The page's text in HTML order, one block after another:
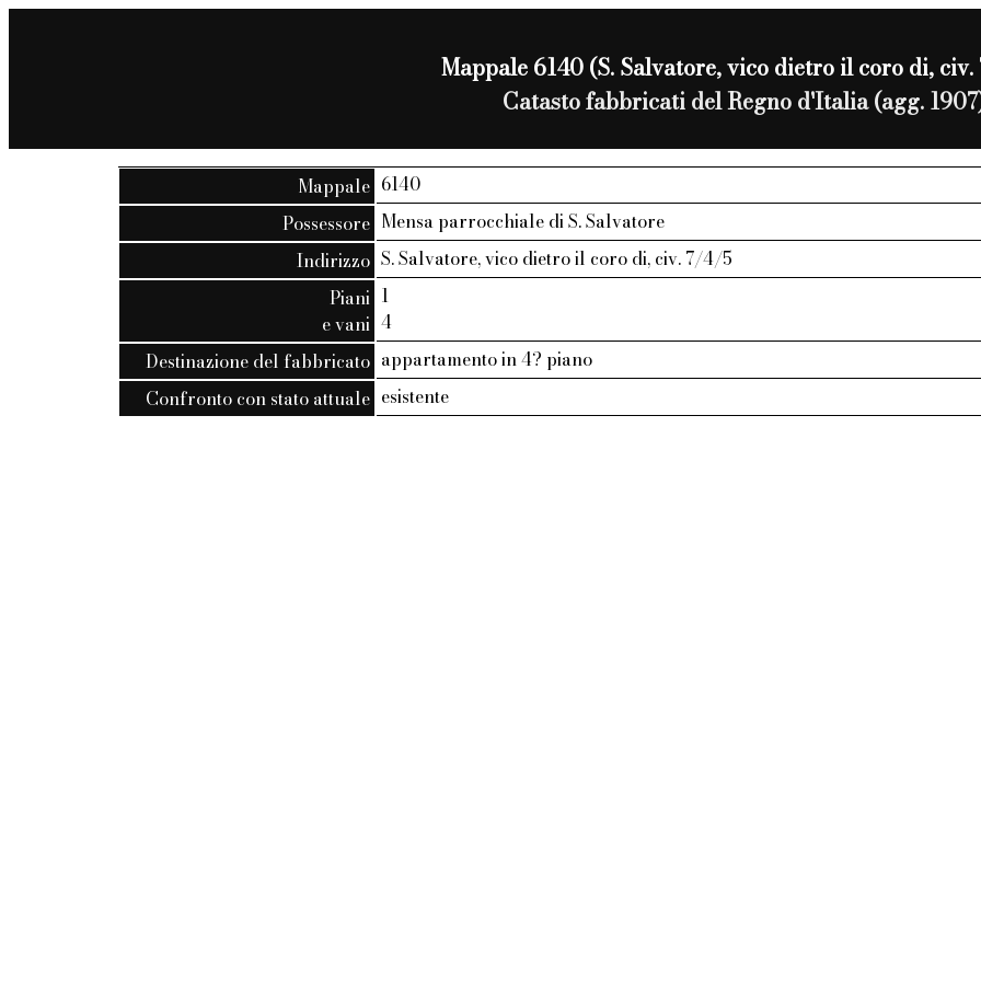
Mappale 6140 (S. Salvatore, vico dietro il coro di,
Catasto fabbricati del Regno d'Italia (agg.
Mappale 6140
Possessore Mensa parrocchiale di S. Salvatore
Indirizzo S. Salvatore, vico dietro il coro di, civ. 7/4/5
Piani
e vani
1
4
Destinazione del fabbricato appartamento in 4? piano
Confronto con stato attuale esistente